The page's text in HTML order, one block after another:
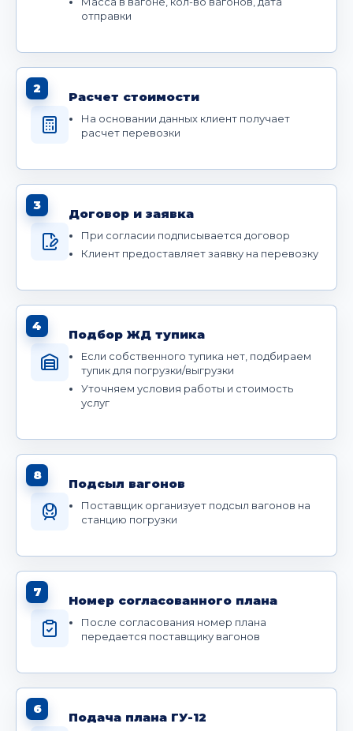
отправки
2
Расчет стоимости
На основании данных клиент получает
расчет перевозки
3
Договор и заявка
При согласии подписывается договор
Клиент предоставляет заявку на перевозку
4
Подбор ЖД тупика
Если собственного тупика нет, подбираем
тупик для погрузки/выгрузки
Уточняем условия работы и стоимость
услуг
8
Подсыл вагонов
Поставщик организует подсыл вагонов на
станцию погрузки
7
Номер согласованного плана
После согласования номер плана
передается поставщику вагонов
6
Подача плана ГУ-12